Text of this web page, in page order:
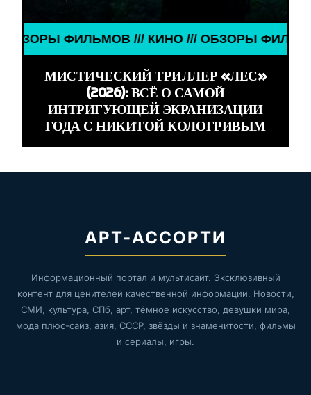
/// КИНО /// ОБЗОРЫ ФИЛЬМОВ ///
МИСТИЧЕСКИЙ ТРИЛЛЕР «ЛЕС»
(2026): ВСЁ О САМОЙ
ИНТРИГУЮЩЕЙ ЭКРАНИЗАЦИИ
ГОДА С НИКИТОЙ КОЛОГРИВЫМ
АРТ-АССОРТИ
Информационный портал и мультисайт. Эксклюзивный
контент для ценителей качественной информации. Новости,
СМИ, культура, СПб, арт, тёмное искусство, девушки мира,
мода плюс-сайз, азия, СССР, звёзды и знаменитости, фильмы
и сериалы, игры.